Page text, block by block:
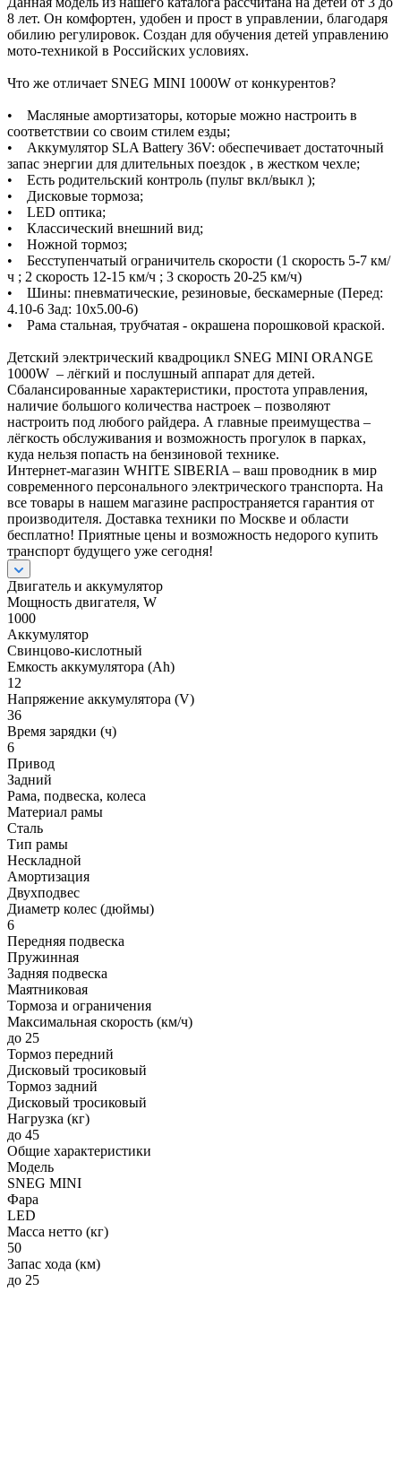
8 лет. Он комфортен, удобен и прост в управлении, благодаря
обилию регулировок. Создан для обучения детей управлению
мото-техникой в Российских условиях.
Что же отличает SNEG MINI 1000W от конкурентов?
• Масляные амортизаторы, которые можно настроить в
соответствии со своим стилем езды;
• Аккумулятор SLA Battery 36V: обеспечивает достаточный
запас энергии для длительных поездок , в жестком чехле;
• Есть родительский контроль (пульт вкл/выкл );
• Дисковые тормоза;
• LED оптика;
• Классический внешний вид;
• Ножной тормоз;
• Бесступенчатый ограничитель скорости (1 скорость 5-7 км/
ч ; 2 скорость 12-15 км/ч ; 3 скорость 20-25 км/ч)
• Шины: пневматические, резиновые, бескамерные (Перед:
4.10-6 Зад: 10х5.00-6)
• Рама стальная, трубчатая - окрашена порошковой краской.
Детский электрический квадроцикл SNEG MINI ORANGE
1000W – лёгкий и послушный аппарат для детей.
Сбалансированные характеристики, простота управления,
наличие большого количества настроек – позволяют
настроить под любого райдера. А главные преимущества –
лёгкость обслуживания и возможность прогулок в парках,
куда нельзя попасть на бензиновой технике.
Интернет-магазин WHITE SIBERIA – ваш проводник в мир
современного персонального электрического транспорта. На
все товары в нашем магазине распространяется гарантия от
производителя. Доставка техники по Москве и области
бесплатно! Приятные цены и возможность недорого купить
транспорт будущего уже сегодня!
Двигатель и аккумулятор
Мощность двигателя, W
1000
Аккумулятор
Свинцово-кислотный
Емкость аккумулятора (Ah)
12
Напряжение аккумулятора (V)
36
Время зарядки (ч)
6
Привод
Задний
Рама, подвеска, колеса
Материал рамы
Сталь
Тип рамы
Нескладной
Амортизация
Двухподвес
Диаметр колес (дюймы)
6
Передняя подвеска
Пружинная
Задняя подвеска
Маятниковая
Тормоза и ограничения
Максимальная скорость (км/ч)
до 25
Тормоз передний
Дисковый тросиковый
Тормоз задний
Дисковый тросиковый
Нагрузка (кг)
до 45
Общие характеристики
Модель
SNEG MINI
Фара
LED
Масса нетто (кг)
50
Запас хода (км)
до 25